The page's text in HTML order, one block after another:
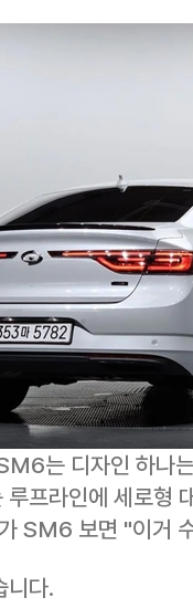
는 디자인 하나
루프라인에 세로형
SM6 보면 "이거
니다.